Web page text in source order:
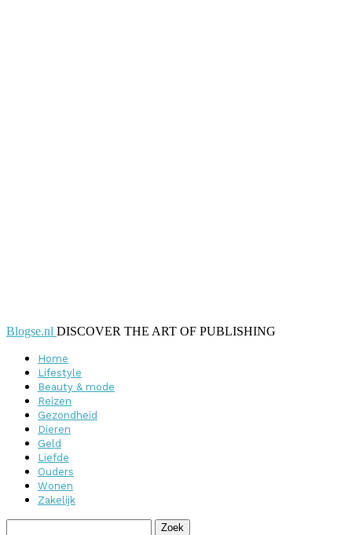
Blogse.nl DISCOVER THE ART OF PUBLISHING
Home
Lifestyle
Beauty & mode
Reizen
Gezondheid
Dieren
Geld
Liefde
Ouders
Wonen
Zakelijk